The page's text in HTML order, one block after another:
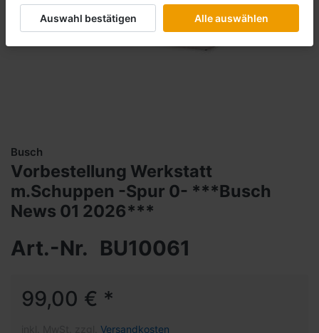
Busch
Vorbestellung Werkstatt
m.Schuppen -Spur 0- ***Busch
News 01 2026***
Art.-Nr. BU10061
99,00 € *
Versandkosten
Auswahl bestätigen Alle auswählen